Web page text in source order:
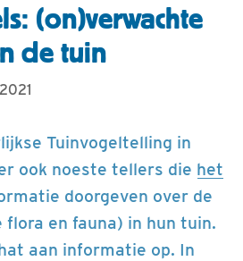
(on)verwachte
de tuin
Tuinvogeltelling in
ook noeste tellers die het
doorgeven over de
flora en fauna) in hun tuin.
aan informatie op. In